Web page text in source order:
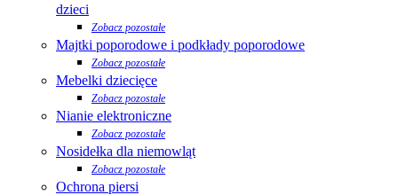
dzieci
Zobacz pozostałe
Majtki poporodowe i podkłady poporodowe
Zobacz pozostałe
Mebelki dziecięce
Zobacz pozostałe
Nianie elektroniczne
Zobacz pozostałe
Nosidełka dla niemowląt
Zobacz pozostałe
Ochrona piersi